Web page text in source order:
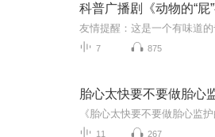
科普广播剧《动物的“屁
7 875
胎心太快要不要做胎心
11 267